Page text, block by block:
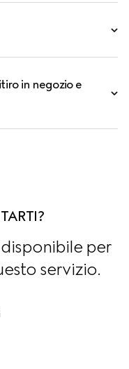
in negozio e
per
servizio.